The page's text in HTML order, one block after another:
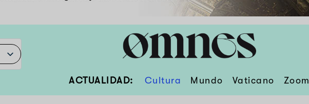
ACTUALIDAD: Cultura Mundo Vaticano Zoom